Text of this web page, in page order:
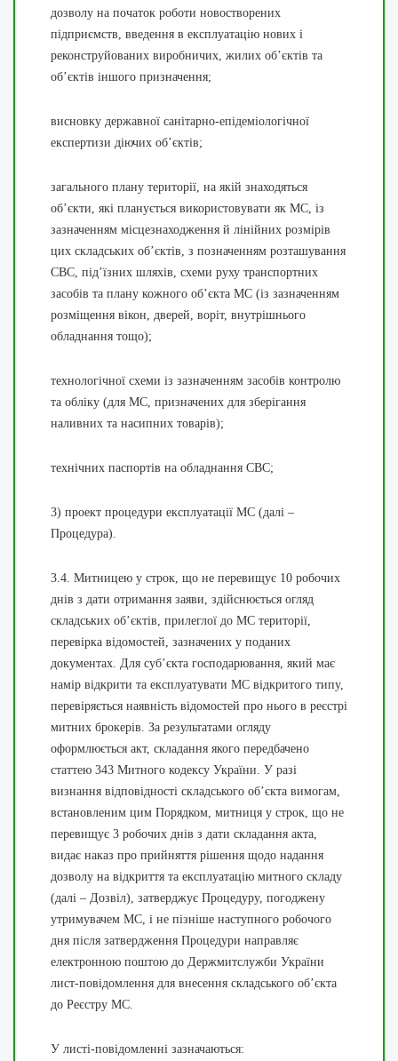
дозволу на початок роботи новостворених
підприємств, введення в експлуатацію нових і
реконструйованих виробничих, жилих об’єктів та
об’єктів іншого призначення;
висновку державної санітарно-епідеміологічної
експертизи діючих об’єктів;
загального плану території, на якій знаходяться
об’єкти, які планується використовувати як МС, із
зазначенням місцезнаходження й лінійних розмірів
цих складських об’єктів, з позначенням розташування
СВС, під’їзних шляхів, схеми руху транспортних
засобів та плану кожного об’єкта МС (із зазначенням
розміщення вікон, дверей, воріт, внутрішнього
обладнання тощо);
технологічної схеми із зазначенням засобів контролю
та обліку (для МС, призначених для зберігання
наливних та насипних товарів);
технічних паспортів на обладнання СВС;
3) проект процедури експлуатації МС (далі –
Процедура).
3.4. Митницею у строк, що не перевищує 10 робочих
днів з дати отримання заяви, здійснюється огляд
складських об’єктів, прилеглої до МС території,
перевірка відомостей, зазначених у поданих
документах. Для суб’єкта господарювання, який має
намір відкрити та експлуатувати МС відкритого типу,
перевіряється наявність відомостей про нього в реєстрі
митних брокерів. За результатами огляду
оформлюється акт, складання якого передбачено
статтею 343 Митного кодексу України. У разі
визнання відповідності складського об’єкта вимогам,
встановленим цим Порядком, митниця у строк, що не
перевищує 3 робочих днів з дати складання акта,
видає наказ про прийняття рішення щодо надання
дозволу на відкриття та експлуатацію митного складу
(далі – Дозвіл), затверджує Процедуру, погоджену
утримувачем МС, і не пізніше наступного робочого
дня після затвердження Процедури направляє
електронною поштою до Держмитслужби України
лист-повідомлення для внесення складського об’єкта
до Реєстру МС.
У листі-повідомленні зазначаються: